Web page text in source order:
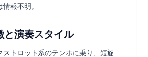
報不明。
と演奏スタイル
ストロット系のテンポに乗り、短旋